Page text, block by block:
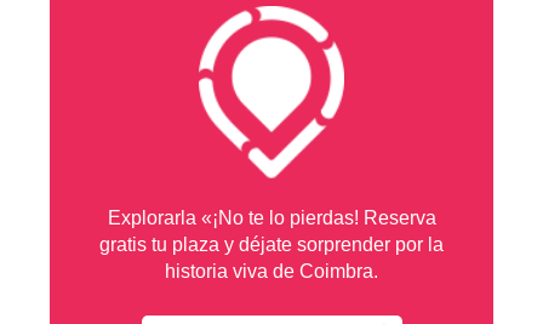
Explorarla «¡No te lo pierdas! Reserva
gratis tu plaza y déjate sorprender por la
historia viva de Coimbra.